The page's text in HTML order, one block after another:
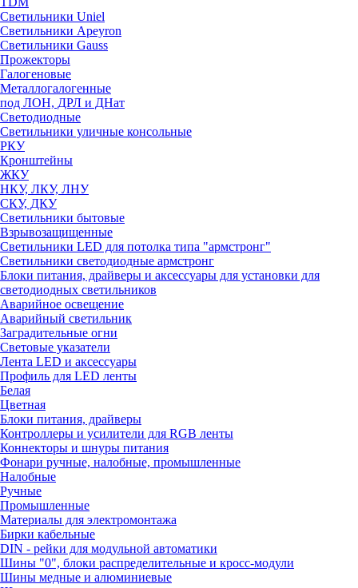
Светильники Uniel
Светильники Apeyron
Светильники Gauss
Прожекторы
Галогеновые
Металлогалогенные
под ЛОН, ДРЛ и ДНат
Светодиодные
Светильники уличные консольные
РКУ
Кронштейны
ЖКУ
НКУ, ЛКУ, ЛНУ
СКУ, ДКУ
Светильники бытовые
Взрывозащищенные
Светильники LED для потолка типа "армстронг"
Светильники светодиодные армстронг
Блоки питания, драйверы и аксессуары для установки для
светодиодных светильников
Аварийное освещение
Аварийный светильник
Заградительные огни
Световые указатели
Лента LED и аксессуары
Профиль для LED ленты
Белая
Цветная
Блоки питания, драйверы
Контроллеры и усилители для RGB ленты
Коннекторы и шнуры питания
Фонари ручные, налобные, промышленные
Налобные
Ручные
Промышленные
Материалы для электромонтажа
Бирки кабельные
DIN - рейки для модульной автоматики
Шины "0", блоки распределительные и кросс-модули
Шины медные и алюминиевые